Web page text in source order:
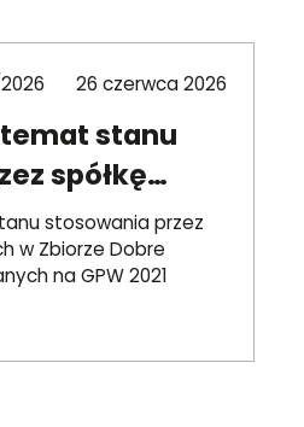
26 czerwca 2026
stanu
spółkę
stosowania przez
w Zbiorze Dobre
na GPW 2021